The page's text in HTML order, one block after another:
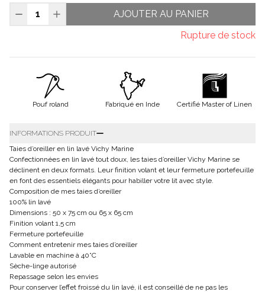
AJOUTER AU PANIER
Rupture de stock
Pouf roland Fabriqué en Inde Certifié Master of Linen
INFORMATIONS PRODUIT
Taies d’oreiller en lin lavé Vichy Marine
Confectionnées en lin lavé tout doux, les taies d’oreiller Vichy Marine se
déclinent en deux formats. Leur finition volant et leur fermeture portefeuille
en font des essentiels élégants pour habiller votre lit avec style.
Composition de mes taies d’oreiller
100% lin lavé
Dimensions : 50 x 75 cm ou 65 x 65 cm
Finition volant 1,5 cm
Fermeture portefeuille
Comment entretenir mes taies d’oreiller
Lavable en machine à 40°C
Sèche-linge autorisé
Repassage selon les envies
Pour conserver l’effet froissé du lin lavé, il est conseillé de ne pas les